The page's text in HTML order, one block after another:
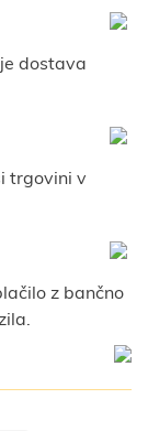
dostava
trgovini v
z bančno